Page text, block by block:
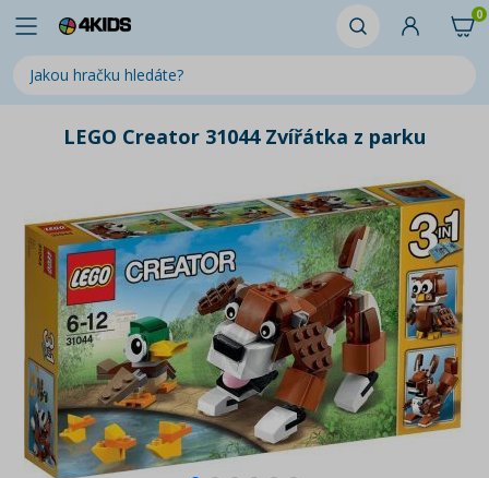
0
LEGO Creator 31044 Zvířátka z parku